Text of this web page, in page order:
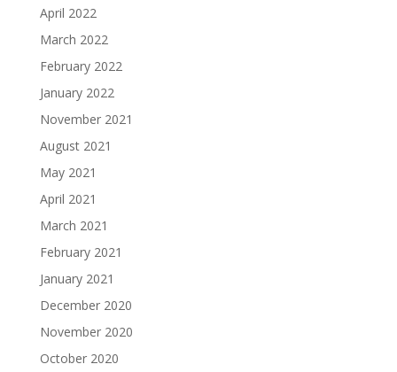
April 2022
March 2022
February 2022
January 2022
November 2021
August 2021
May 2021
April 2021
March 2021
February 2021
January 2021
December 2020
November 2020
October 2020